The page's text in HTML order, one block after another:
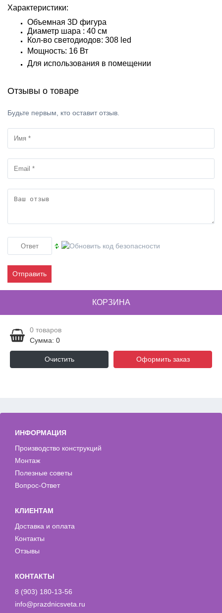
Характеристики:
Объемная 3D фигура
Диаметр шара : 40 см
Кол-во светодиодов: 308 led
Мощность: 16 Вт
Для использования в помещении
Отзывы о товаре
Будьте первым, кто оставит отзыв.
Отправить
КОРЗИНА
0 товаров
Сумма: 0
Очистить Оформить заказ
ИНФОРМАЦИЯ
Производство конструкций
Монтаж
Полезные советы
Вопрос-Ответ
КЛИЕНТАМ
Доставка и оплата
Контакты
Отзывы
КОНТАКТЫ
8 (903) 180-13-56
info@prazdnicsveta.ru